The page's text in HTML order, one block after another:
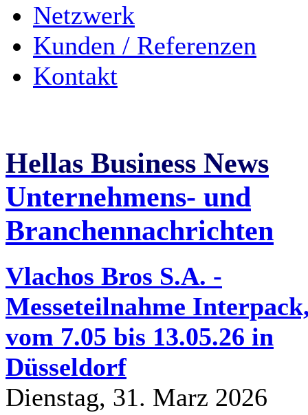
Netzwerk
Kunden / Referenzen
Kontakt
Hellas Business News
Unternehmens- und
Branchennachrichten
Vlachos Bros S.A. -
Messeteilnahme
vom 7.05 bis 13.05.26 in
Düsseldorf
Dienstag, 31. Marz 2026